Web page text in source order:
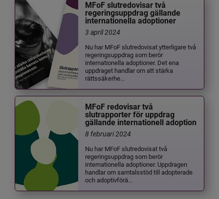
MFoF slutredovisar två
regeringsuppdrag gällande
internationella adoptioner
3 april 2024
Nu har MFoF slutredovisat ytterligare två
regeringsuppdrag som berör
internationella adoptioner. Det ena
uppdraget handlar om att stärka
rättssäkerhe...
MFoF redovisar två
slutrapporter för uppdrag
gällande internationell adoption
8 februari 2024
Nu har MFoF slutredovisat två
regeringsuppdrag som berör
internationella adoptioner. Uppdragen
handlar om samtalsstöd till adopterade
och adoptivförä...